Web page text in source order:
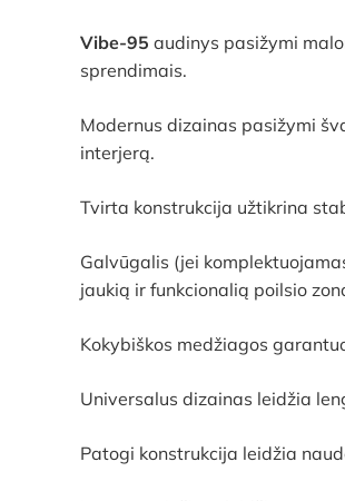
Vibe-95 audinys pasižymi
sprendimais.
Modernus dizainas pasižymi
interjerą.
Tvirta konstrukcija užtikrina
Galvūgalis (jei
jaukią ir funkcionalią poilsio
Kokybiškos medžiagos
Universalus dizainas leidžia
Patogi konstrukcija leidžia